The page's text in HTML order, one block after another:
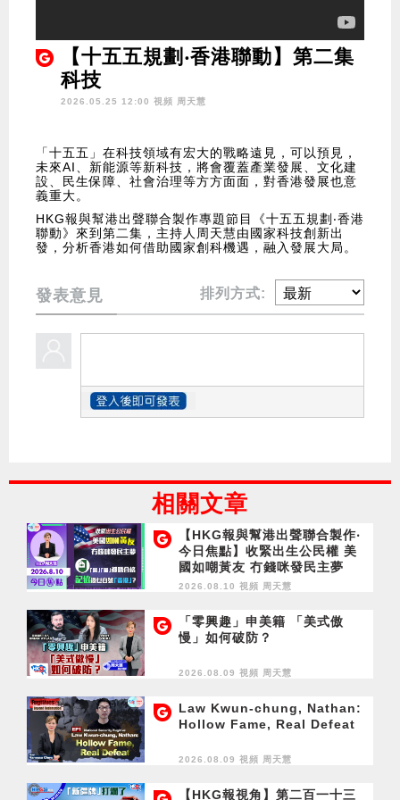
【十五五規劃‧香港聯動】第二集
科技
2026.05.25 12:00 視頻 周天慧
「十五五」在科技領域有宏大的戰略遠見，可以預見，
未來AI、新能源等新科技，將會覆蓋產業發展、文化建
設、民生保障、社會治理等方方面面，對香港發展也意
義重大。
HKG報與幫港出聲聯合製作專題節目《十五五規劃‧香港
聯動》來到第二集，主持人周天慧由國家科技創新出
發，分析香港如何借助國家創科機遇，融入發展大局。
發表意見 排列方式:
相關文章
【HKG報與幫港出聲聯合製作‧
今日焦點】收緊出生公民權 美
國如嘲黃友 冇錢咪發民主夢
「質」「量」都唔合格 記協憑
2026.08.10 視頻 周天慧
「零興趣」申美籍 「美式傲
慢」如何破防？
2026.08.09 視頻 周天慧
Law Kwun-chung, Nathan:
Hollow Fame, Real Defeat
2026.08.09 視頻 周天慧
【HKG報視角】第二百一十三